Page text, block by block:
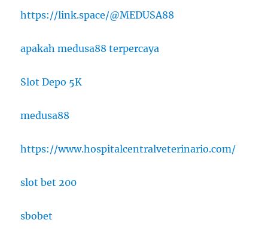
https://link.space/@MEDUSA88
apakah medusa88 terpercaya
Slot Depo 5K
medusa88
https://www.hospitalcentralveterinario.com/
slot bet 200
sbobet